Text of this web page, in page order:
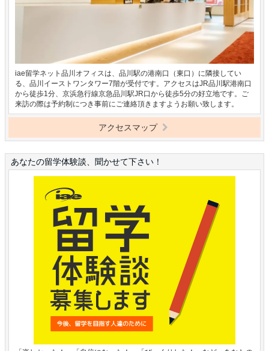
iae留学ネット品川オフィスは、品川駅の港南口（東口）に隣接してい
る、品川イーストワンタワー7階が受付です。アクセスはJR品川駅港南口
から徒歩1分、京浜急行線京急品川駅JR口から徒歩5分の好立地です。ご
来訪の際は予約制につき事前にご連絡頂きますようお願い致します。
アクセスマップ
あなたの留学体験談、聞かせて下さい！